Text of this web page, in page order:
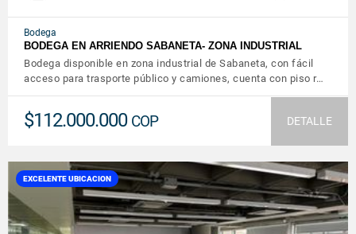
Bodega
BODEGA EN ARRIENDO SABANETA- ZONA INDUSTRIAL
Bodega disponible en zona industrial de Sabaneta, con fácil
acceso para trasporte público y camiones, cuenta con piso r…
$112.000.000 COP DETALLE
EXCELENTE UBICACION